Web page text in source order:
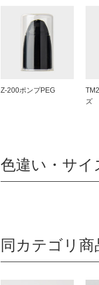
Z-200ポンプPEG
ズ
色違い・サイ
同カテゴリ商